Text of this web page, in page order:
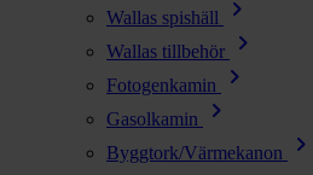
Wallas spishäll chevron_right
Wallas tillbehör chevron_right
Fotogenkamin chevron_right
Gasolkamin chevron_right
Byggtork/Värmekanon chevron_right